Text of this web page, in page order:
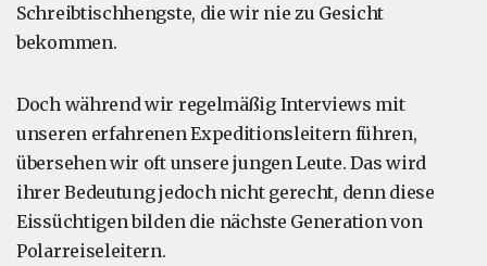
Schreibtischhengste, die wir nie zu Gesicht
bekommen.
Doch während wir regelmäßig Interviews mit
unseren erfahrenen Expeditionsleitern führen,
übersehen wir oft unsere jungen Leute. Das wird
ihrer Bedeutung jedoch nicht gerecht, denn diese
Eissüchtigen bilden die nächste Generation von
Polarreiseleitern.